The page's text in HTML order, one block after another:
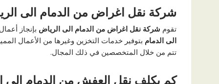
شركة نقل اغراض من الدمام الى
تقوم شركة نقل اغراض من الدمام الى الرياض بإنجاز
الى الدمام بتوفير خدمات التخزين وغيرها من الأعمال
تتم من خلال المتخصصين في ذلك المجال.
كم يكلف نقل العفش من الدمام الى